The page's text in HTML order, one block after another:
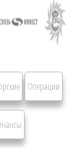
Операции